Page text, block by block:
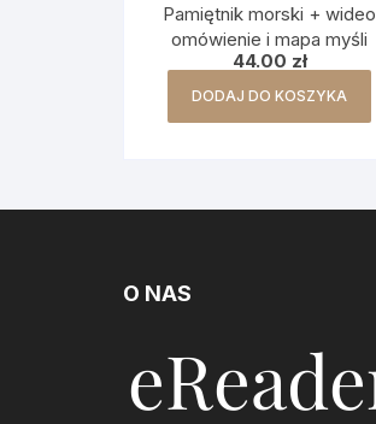
Pamiętnik morski + wideo
omówienie i mapa myśli
44.00 zł
DODAJ DO KOSZYKA
O NAS